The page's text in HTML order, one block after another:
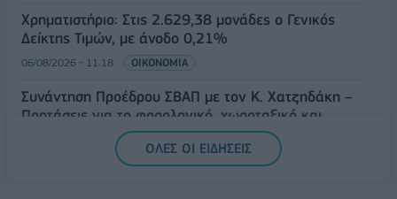
Χρηματιστήριο: Στις 2.629,38 μονάδες ο Γενικός
Δείκτης Τιμών, με άνοδο 0,21%
06/08/2026 - 11:18 ΟΙΚΟΝΟΜΙΑ
Συνάντηση Προέδρου ΣΒΑΠ με τον Κ. Χατζηδάκη –
Προτάσεις για το φορολογικό, χωροταξικό και
ΟΛΕΣ ΟΙ ΕΙΔΗΣΕΙΣ